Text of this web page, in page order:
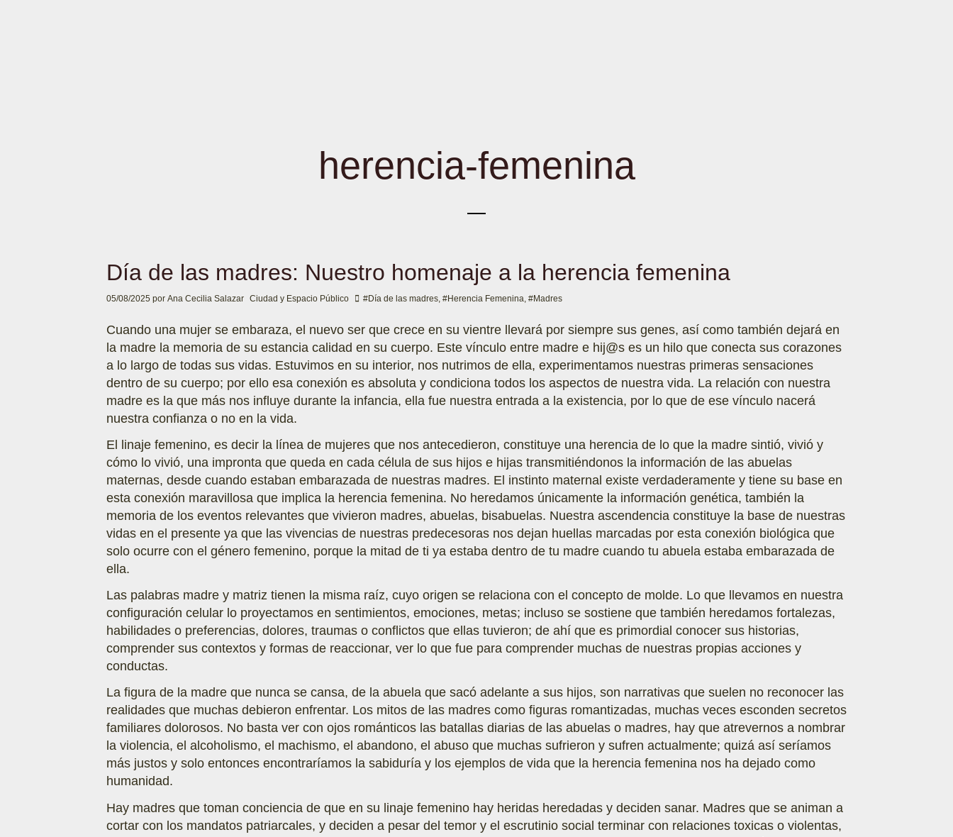
herencia-femenina
Día de las madres: Nuestro homenaje a la herencia femenina
05/08/2025 por Ana Cecilia Salazar Ciudad y Espacio Público #Día de las madres, #Herencia Femenina, #Madres
Cuando una mujer se embaraza, el nuevo ser que crece en su vientre llevará por siempre sus genes, así como también dejará en
la madre la memoria de su estancia calidad en su cuerpo. Este vínculo entre madre e hij@s es un hilo que conecta sus corazones
a lo largo de todas sus vidas. Estuvimos en su interior, nos nutrimos de ella, experimentamos nuestras primeras sensaciones
dentro de su cuerpo; por ello esa conexión es absoluta y condiciona todos los aspectos de nuestra vida. La relación con nuestra
madre es la que más nos influye durante la infancia, ella fue nuestra entrada a la existencia, por lo que de ese vínculo nacerá
nuestra confianza o no en la vida.
El linaje femenino, es decir la línea de mujeres que nos antecedieron, constituye una herencia de lo que la madre sintió, vivió y
cómo lo vivió, una impronta que queda en cada célula de sus hijos e hijas transmitiéndonos la información de las abuelas
maternas, desde cuando estaban embarazada de nuestras madres. El instinto maternal existe verdaderamente y tiene su base en
esta conexión maravillosa que implica la herencia femenina. No heredamos únicamente la información genética, también la
memoria de los eventos relevantes que vivieron madres, abuelas, bisabuelas. Nuestra ascendencia constituye la base de nuestras
vidas en el presente ya que las vivencias de nuestras predecesoras nos dejan huellas marcadas por esta conexión biológica que
solo ocurre con el género femenino, porque la mitad de ti ya estaba dentro de tu madre cuando tu abuela estaba embarazada de
ella.
Las palabras madre y matriz tienen la misma raíz, cuyo origen se relaciona con el concepto de molde. Lo que llevamos en nuestra
configuración celular lo proyectamos en sentimientos, emociones, metas; incluso se sostiene que también heredamos fortalezas,
habilidades o preferencias, dolores, traumas o conflictos que ellas tuvieron; de ahí que es primordial conocer sus historias,
comprender sus contextos y formas de reaccionar, ver lo que fue para comprender muchas de nuestras propias acciones y
conductas.
La figura de la madre que nunca se cansa, de la abuela que sacó adelante a sus hijos, son narrativas que suelen no reconocer las
realidades que muchas debieron enfrentar. Los mitos de las madres como figuras romantizadas, muchas veces esconden secretos
familiares dolorosos. No basta ver con ojos románticos las batallas diarias de las abuelas o madres, hay que atrevernos a nombrar
la violencia, el alcoholismo, el machismo, el abandono, el abuso que muchas sufrieron y sufren actualmente; quizá así seríamos
más justos y solo entonces encontraríamos la sabiduría y los ejemplos de vida que la herencia femenina nos ha dejado como
humanidad.
Hay madres que toman conciencia de que en su linaje femenino hay heridas heredadas y deciden sanar. Madres que se animan a
cortar con los mandatos patriarcales, y deciden a pesar del temor y el escrutinio social terminar con relaciones toxicas o violentas,